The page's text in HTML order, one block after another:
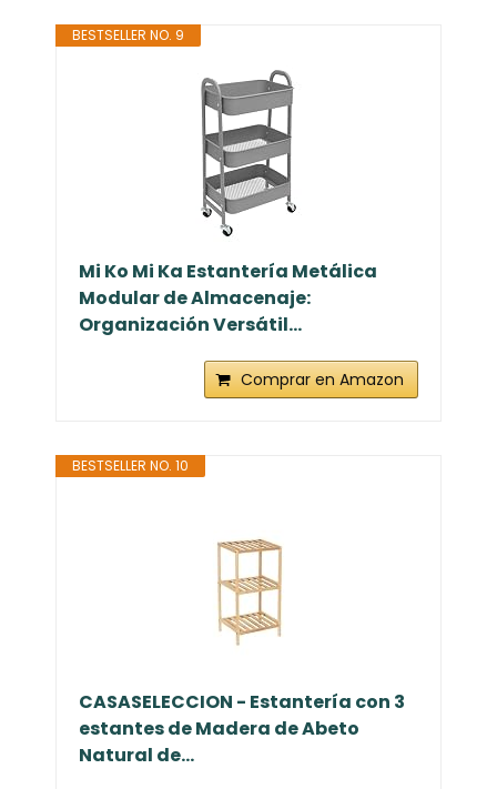
BESTSELLER NO. 9
Mi Ko Mi Ka Estantería Metálica
Modular de Almacenaje:
Organización Versátil...
Comprar en Amazon
BESTSELLER NO. 10
CASASELECCION - Estantería con 3
estantes de Madera de Abeto
Natural de...